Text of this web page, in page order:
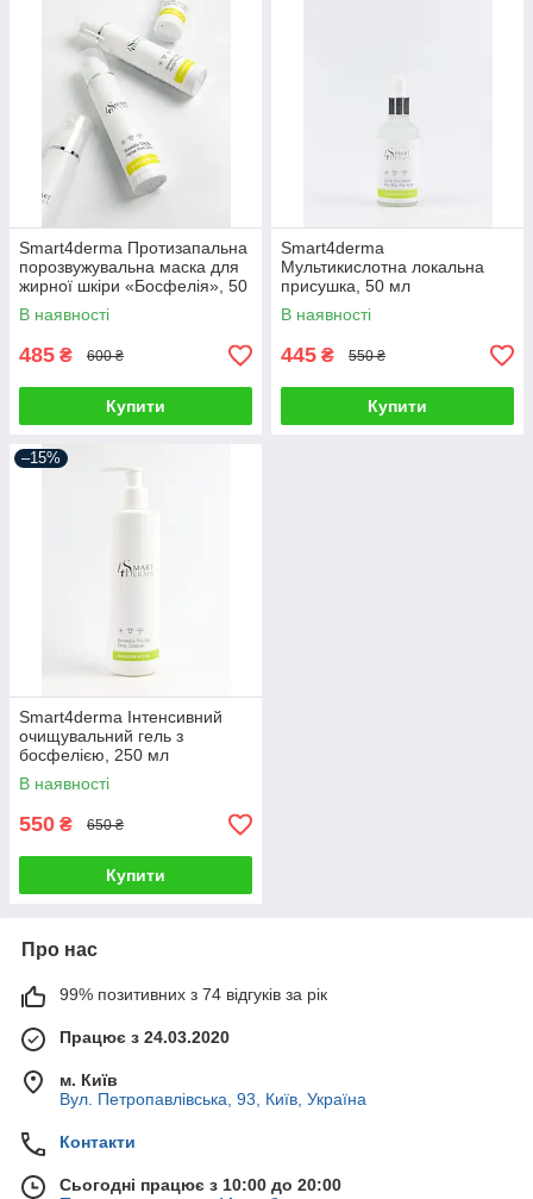
Smart4derma Протизапальна
порозвужувальна маска для
жирної шкіри «Босфелія», 50
мл
В наявності
485 ₴ 600 ₴
Купити
Smart4derma
Мультикислотна локальна
присушка, 50 мл
В наявності
445 ₴ 550 ₴
Купити
–15%
Smart4derma Інтенсивний
очищувальний гель з
босфелією, 250 мл
В наявності
550 ₴ 650 ₴
Купити
Про нас
99% позитивних з 74 відгуків за рік
Працює з 24.03.2020
м. Київ
Вул. Петропавлівська, 93, Київ, Україна
Контакти
Сьогодні працює з 10:00 до 20:00